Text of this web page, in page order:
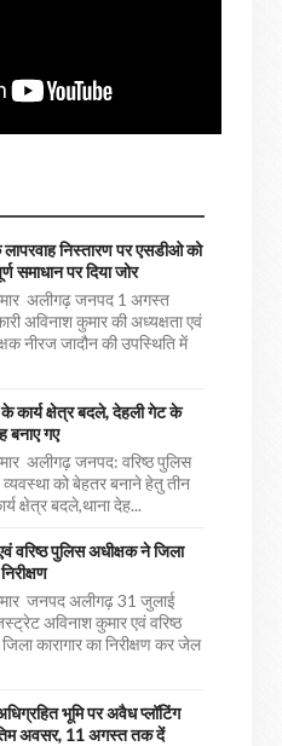
लापरवाह निस्तारण पर एसडीओ को
समाधान पर दिया जोर
अलीगढ़ जनपद 1 अगस्त
अविनाश कुमार की अध्यक्षता एवं
नीरज जादौन की उपस्थिति में
के कार्य क्षेत्र बदले, देहली गेट के
बनाए गए
अलीगढ़ जनपद: वरिष्ठ पुलिस
को बेहतर बनाने हेतु तीन
क्षेत्र बदले,थाना देह...
वरिष्ठ पुलिस अधीक्षक ने जिला
जनपद अलीगढ़ 31 जुलाई
अविनाश कुमार एवं वरिष्ठ
कारागार का निरीक्षण कर जेल
भूमि पर अवैध प्लॉटिंग
अवसर, 11 अगस्त तक दें